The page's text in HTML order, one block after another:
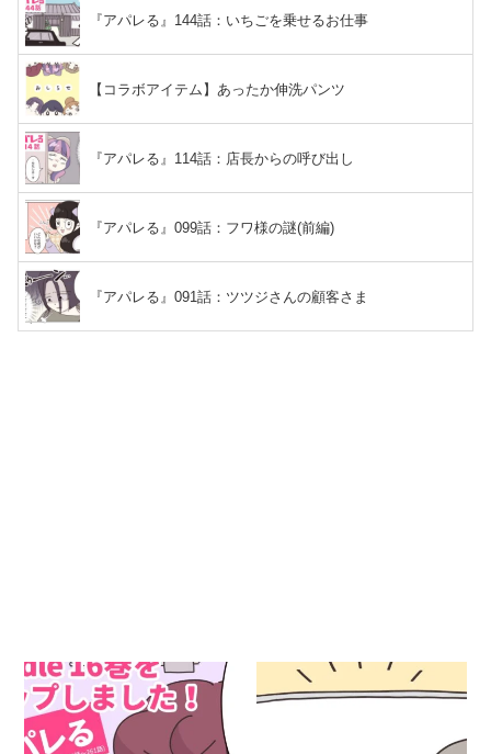
『アパレる』144話：いちごを乗せるお仕事
【コラボアイテム】あったか伸洗パンツ
『アパレる』114話：店長からの呼び出し
『アパレる』099話：フワ様の謎(前編)
『アパレる』091話：ツツジさんの顧客さま